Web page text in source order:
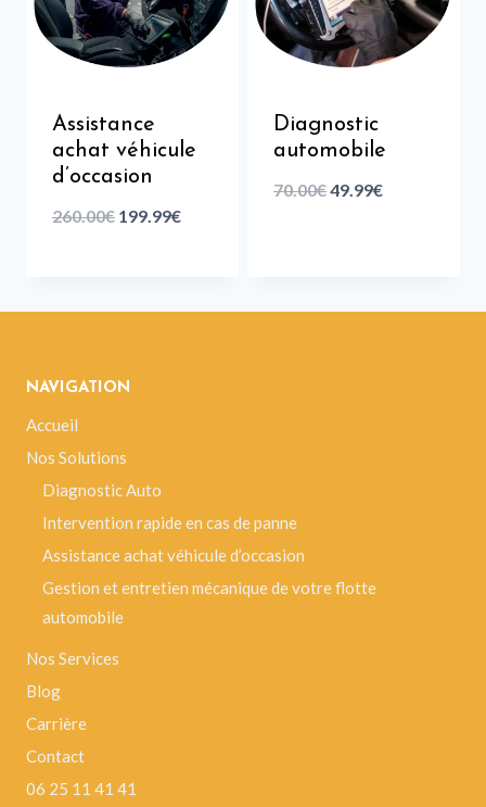
Assistance
achat véhicule
d’occasion
260.00€ 199.99€
Diagnostic
automobile
70.00€49.99€
NAVIGATION
Accueil
Nos Solutions
Diagnostic Auto
Intervention rapide en cas de panne
Assistance achat véhicule d’occasion
Gestion et entretien mécanique de votre flotte
automobile
Nos Services
Blog
Carrière
Contact
06 25 11 41 41